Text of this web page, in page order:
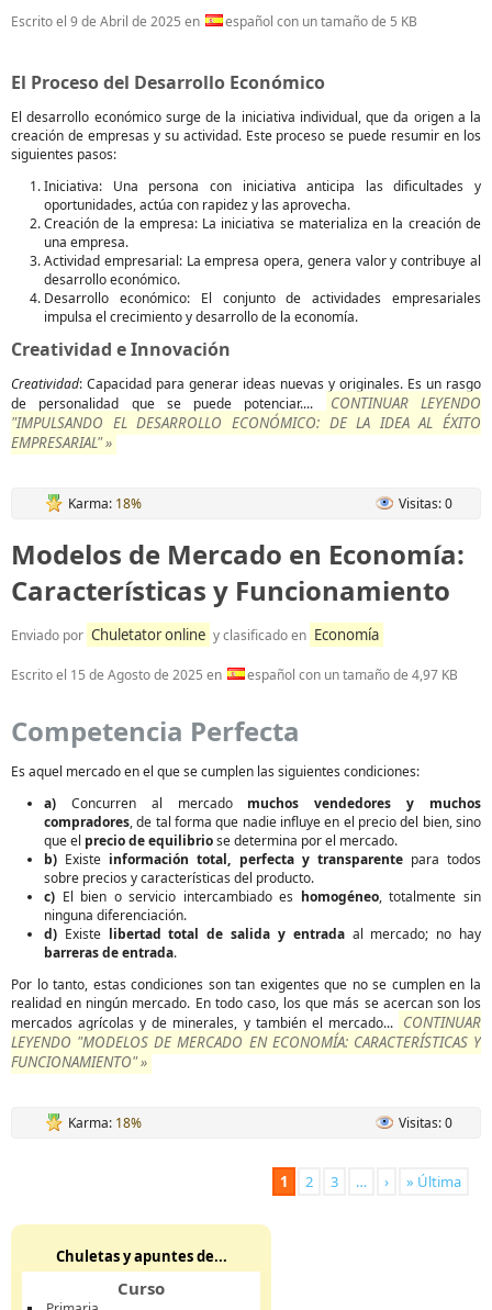
Escrito el 9 de Abril de 2025 en español con un tamaño de 5 KB
El Proceso del Desarrollo Económico
El desarrollo económico surge de la iniciativa individual, que da origen a la
creación de empresas y su actividad. Este proceso se puede resumir en los
siguientes pasos:
Iniciativa: Una persona con iniciativa anticipa las dificultades y
oportunidades, actúa con rapidez y las aprovecha.
Creación de la empresa: La iniciativa se materializa en la creación de
una empresa.
Actividad empresarial: La empresa opera, genera valor y contribuye al
desarrollo económico.
Desarrollo económico: El conjunto de actividades empresariales
impulsa el crecimiento y desarrollo de la economía.
Creatividad e Innovación
Creatividad: Capacidad para generar ideas nuevas y originales. Es un rasgo
de personalidad que se puede potenciar....
CONTINUAR LEYENDO
"IMPULSANDO EL DESARROLLO ECONÓMICO: DE LA IDEA AL ÉXITO
EMPRESARIAL" »
Karma: 18% Visitas: 0
Modelos de Mercado en Economía:
Características y Funcionamiento
Enviado por Chuletator online y clasificado en Economía
Escrito el 15 de Agosto de 2025 en español con un tamaño de 4,97 KB
Competencia Perfecta
Es aquel mercado en el que se cumplen las siguientes condiciones:
a) Concurren al mercado muchos vendedores y muchos
compradores, de tal forma que nadie influye en el precio del bien, sino
que el precio de equilibriose determina por el mercado.
b) Existe información total, perfecta y transparentepara todos
sobre precios y características del producto.
c) El bien o servicio intercambiado es homogéneo, totalmente sin
ninguna diferenciación.
d) Existe libertad total de salida y entradaal mercado; no hay
barreras de entrada.
Por lo tanto, estas condiciones son tan exigentes que no se cumplen en la
realidad en ningún mercado. En todo caso, los que más se acercan son los
mercados agrícolas y de minerales, y también el mercado... CONTINUAR
LEYENDO "MODELOS DE MERCADO EN ECONOMÍA: CARACTERÍSTICAS Y
FUNCIONAMIENTO" »
Karma: 18% Visitas: 0
1 2 3 … › » Última
Chuletas y apuntes de...
Curso